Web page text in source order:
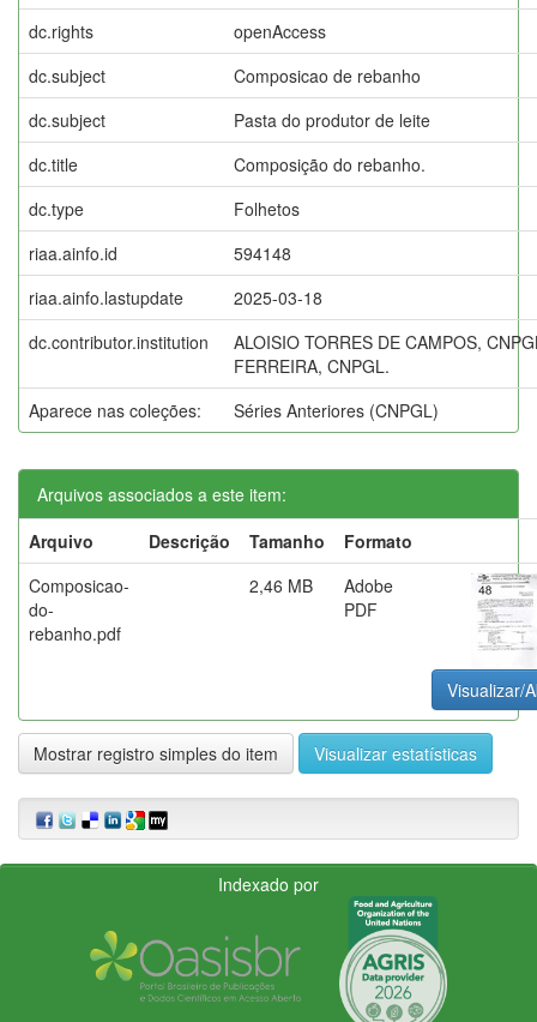
dc.rights
openAccess
dc.subject
Composicao de rebanho
dc.subject
Pasta do produtor de leite
dc.title
Composição do rebanho.
dc.type
Folhetos
riaa.ainfo.id
594148
riaa.ainfo.lastupdate
2025-03-18
dc.contributor.institution
ALOISIO TORRES DE CAMPOS,
FERREIRA, CNPGL.
Aparece nas coleções:
Séries Anteriores (CNPGL)
Arquivos associados a este item:
Arquivo
Descrição Tamanho
Formato
Composicao-
do-
rebanho.pdf
2,46 MB
Adobe
PDF
Visualizar/
Mostrar registro simples do item Visualizar estatísticas
Indexado por